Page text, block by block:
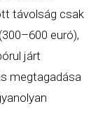
távolság csak
euró),
járt
megtagadása